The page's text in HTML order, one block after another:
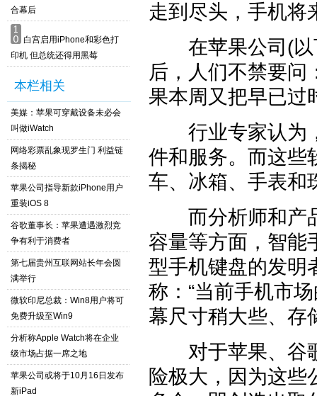
合幕后
1
0 白宫启用iPhone和彩色打
印机 但总统还得用黑莓
本栏相关
美媒：苹果可穿戴设备未必会
叫做iWatch
网络彩票乱象现罗生门 利益链
条揭秘
苹果公司指导新款iPhone用户
重装iOS 8
谷歌董事长：苹果遭遇激烈竞
争有利于消费者
第七届贵州互联网站长年会圆
满举行
微软印尼总裁：Win8用户将可
免费升级至Win9
分析称Apple Watch将在企业
级市场占据一席之地
苹果公司或将于10月16日发布
新iPad
走到尽头，手机将
在苹果公司(以
后，人们不禁要问
果本周又把早已过
行业专家认为，
件和服务。而这些
车、冰箱、手表和
而分析师和产品
容量等方面，智能
型手机键盘的发明
称：“当前手机市
幕尺寸稍大些、存
对于苹果、谷歌
险极大，因为这些